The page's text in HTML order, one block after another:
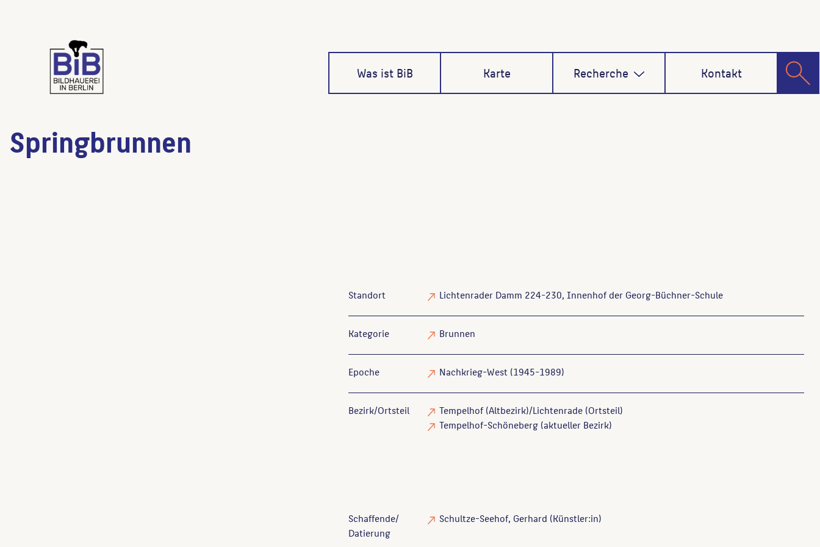
Was ist BiB Karte Recherche Kontakt
Springbrunnen
Standort Lichtenrader Damm 224-230, Innenhof der Georg-Büchner-Schule
Kategorie Brunnen
Epoche Nachkrieg-West (1945-1989)
Bezirk/Ortsteil
Tempelhof (Altbezirk)/Lichtenrade (Ortsteil)
Tempelhof-Schöneberg (aktueller Bezirk)
Schaffende/
Datierung
Schultze-Seehof, Gerhard (Künstler:in)